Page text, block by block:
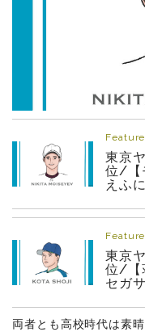
東京
位/【
えふ
東京
位/【
セガ
両者とも高校時代は素